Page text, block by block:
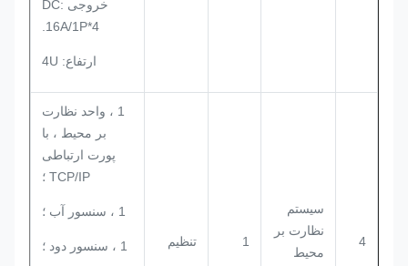
خروجی DC:
16A/1P*4.
ارتفاع: 4U
4
سیستم
نظارت بر
محیط
1 تنظیم
1 ، واحد نظارت
بر محیط ، با
پورت ارتباطی
TCP/IP ؛
1 ، سنسور آب ؛
1 ، سنسور دود ؛